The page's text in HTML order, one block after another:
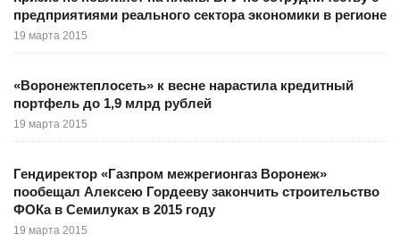
предприятиями реального сектора экономики в регионе
19 марта 2015
«Воронежтеплосеть» к весне нарастила кредитный
портфель до 1,9 млрд рублей
19 марта 2015
Гендиректор «Газпром межрегионгаз Воронеж»
пообещал Алексею Гордееву закончить строительство
ФОКа в Семилуках в 2015 году
19 марта 2015